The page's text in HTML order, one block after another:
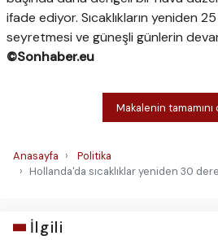
ifade ediyor. Sıcaklıkların yeniden
seyretmesi ve güneşli günlerin
©Sonhaber.eu
Makalenin tamamını
Anasayfa
Politika
Hollanda'da sıcaklıklar yeniden 30
İlgili